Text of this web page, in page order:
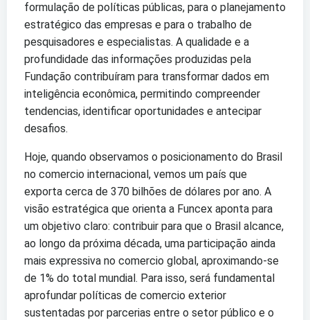
formulação de políticas públicas, para o planejamento
estratégico das empresas e para o trabalho de
pesquisadores e especialistas. A qualidade e a
profundidade das informações produzidas pela
Fundação contribuíram para transformar dados em
inteligência econômica, permitindo compreender
tendencias, identificar oportunidades e antecipar
desafios.
Hoje, quando observamos o posicionamento do Brasil
no comercio internacional, vemos um país que
exporta cerca de 370 bilhões de dólares por ano. A
visão estratégica que orienta a Funcex aponta para
um objetivo claro: contribuir para que o Brasil alcance,
ao longo da próxima década, uma participação ainda
mais expressiva no comercio global, aproximando-se
de 1% do total mundial. Para isso, será fundamental
aprofundar políticas de comercio exterior
sustentadas por parcerias entre o setor público e o